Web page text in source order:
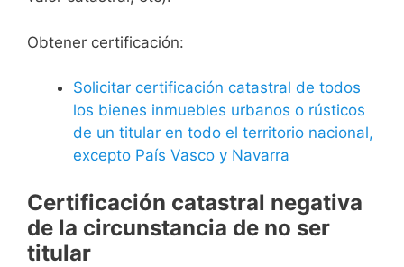
Obtener certificación:
Solicitar certificación catastral de todos
los bienes inmuebles urbanos o rústicos
de un titular en todo el territorio nacional,
excepto País Vasco y Navarra
Certificación catastral negativa
de la circunstancia de no ser
titular